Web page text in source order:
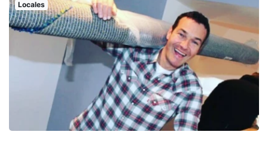
Locales